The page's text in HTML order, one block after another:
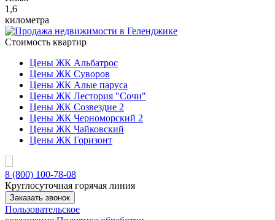
1,6
километра
Стоимость квартир
Цены ЖК Альбатрос
Цены ЖК Суворов
Цены ЖК Алые паруса
Цены ЖК Лестория "Сочи"
Цены ЖК Созвездие 2
Цены ЖК Черноморский 2
Цены ЖК Чайковский
Цены ЖК Горизонт
8 (800) 100-78-08
Круглосуточная горячая линия
Заказать звонок
Пользовательское